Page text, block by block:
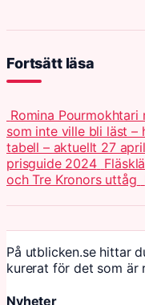
Fortsätt läsa
Romina
som inte ville bli läst –
tabell – aktuellt 27 april
prisguide 2024
och Tre Kronors uttåg
På utblicken.se hittar
kurerat för det som är
Nyheter